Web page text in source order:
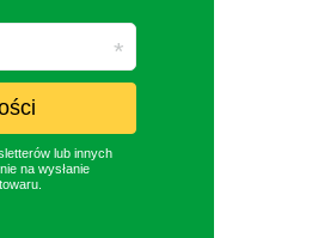
lub innych
na wysłanie